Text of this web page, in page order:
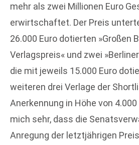
mehr als zwei Millionen Euro
erwirtschaftet. Der Preis
26.000 Euro dotierten »Großen
Verlagspreis« und zwei
die mit jeweils 15.000 Euro
weiteren drei Verlage der
Anerkennung in Höhe von
mich sehr, dass die
Anregung der letztjährigen